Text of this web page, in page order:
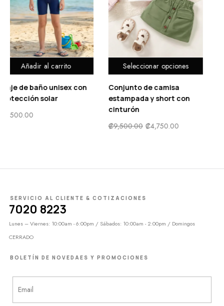
Seleccionar opciones
Conjunto de camisa
estampada y short con
Seleccionar opciones
Traje de baño de una
pieza con falda y
cremallera con
SERVICIO AL CLIENTE & COTIZACIONES
7020 8223
Lunes – Viernes: 10:00am - 6:00pm / Sábados: 10:00am - 2:00pm / Domingos
CERRADO
BOLETÍN DE NOVEDAES Y PROMOCIONES